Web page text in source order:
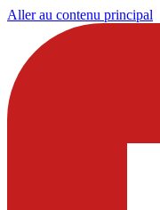
Aller au contenu principal